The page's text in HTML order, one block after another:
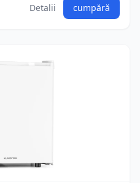
Detalii cumpără